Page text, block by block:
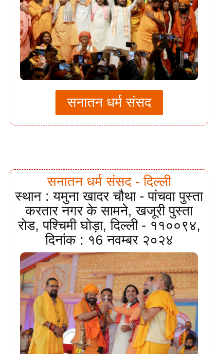
सनातन धर्म संसद
सनातन धर्म संसद - दिल्ली
स्थान : यमुना खादर चौथा - पांचवा पुस्ता
करतार नगर के सामने, खजूरी पुस्ता
रोड, पश्चिमी घोड़ा, दिल्ली - ११००९४,
दिनांक : १6 नवम्बर २०२४